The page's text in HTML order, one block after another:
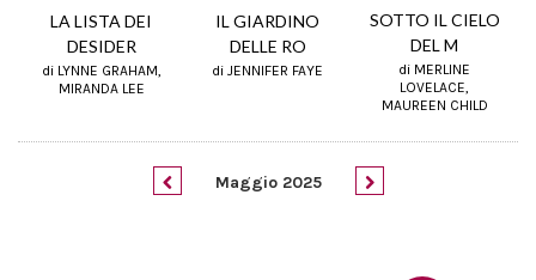
LA LISTA DEI
DESIDER
di LYNNE GRAHAM,
MIRANDA LEE
IL GIARDINO
DELLE RO
di JENNIFER FAYE
SOTTO IL CIELO
DEL M
di MERLINE
LOVELACE,
MAUREEN CHILD
Maggio 2025